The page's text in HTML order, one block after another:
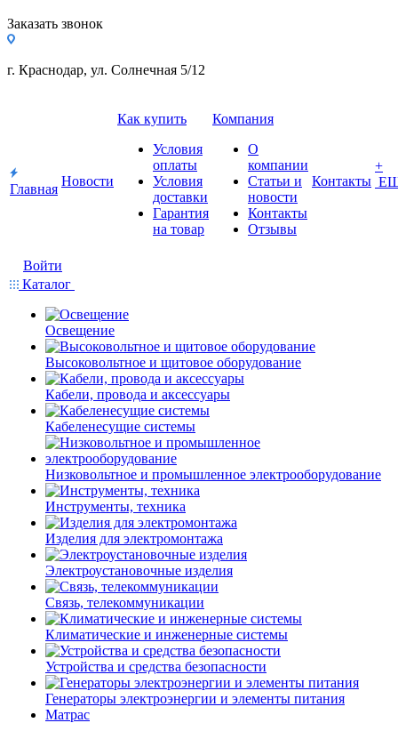
Заказать звонок
г. Краснодар, ул. Солнечная 5/12
Главная
Новости
Как купить
Условия
оплаты
Условия
доставки
Гарантия
на товар
Компания
О
компании
Статьи и
новости
Контакты
Отзывы
Контакты
+
Войти
Каталог
Освещение
Высоковольтное и щитовое оборудование
Кабели, провода и аксессуары
Кабеленесущие системы
Низковольтное и промышленное электрооборудование
Инструменты, техника
Изделия для электромонтажа
Электроустановочные изделия
Связь, телекоммуникации
Климатические и инженерные системы
Устройства и средства безопасности
Генераторы электроэнергии и элементы питания
Матрас